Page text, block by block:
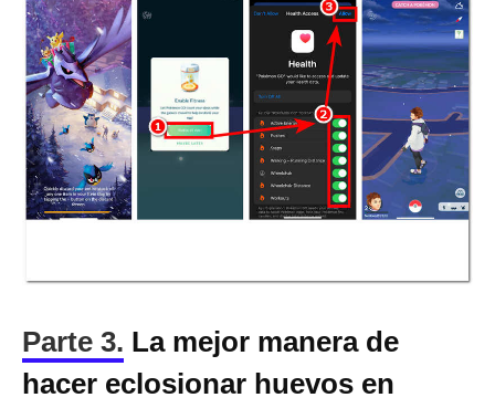
Parte 3. La mejor manera de
hacer eclosionar huevos en